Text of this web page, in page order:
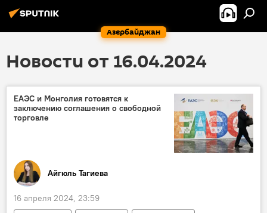
Азербайджан
Новости от 16.04.2024
ЕАЭС и Монголия готовятся к
заключению соглашения о свободной
торговле
Айгюль Тагиева
16 апреля 2024, 23:59